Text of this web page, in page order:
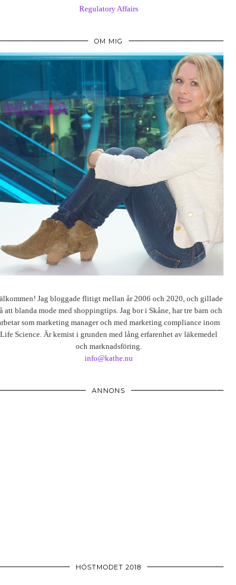
Regulatory Affairs
OM MIG
Jag bloggade flitigt mellan år 2006 och 2020, och gillade
att blanda mode med shoppingtips. Jag bor i Skåne, har tre barn och
som marketing manager och med marketing compliance inom
Life Science. Är kemist i grunden med lång erfarenhet av läkemedel
och marknadsföring.
info@kathe.nu
ANNONS
HÖSTMODET 2018